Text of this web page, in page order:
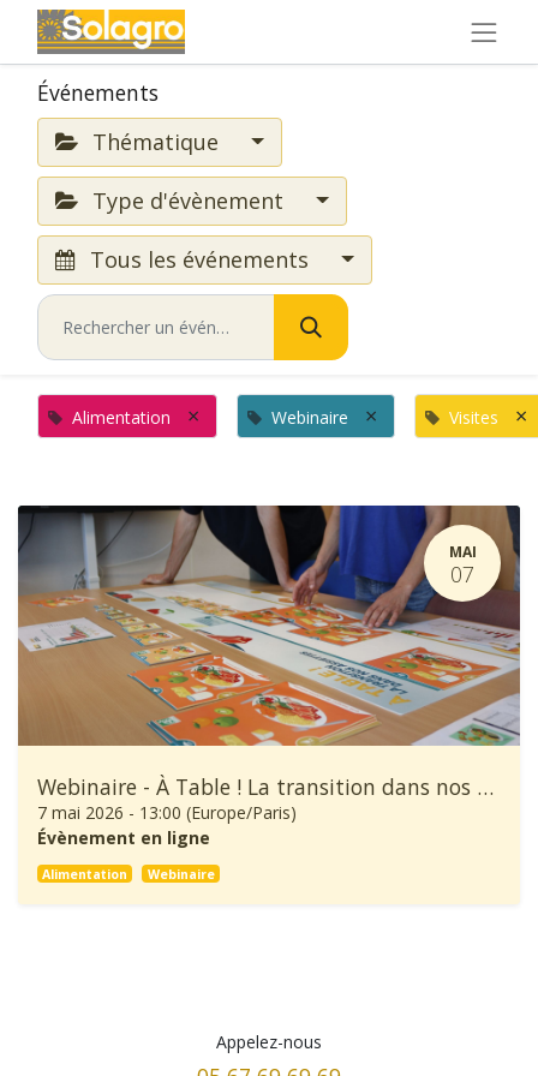
Événements
Thématique
Type d'évènement
Tous les événements
Alimentation × Webinaire × Visites ×
MAI
07
Webinaire - À Table ! La transition dans nos assiettes
7 mai 2026 - 13:00 (Europe/Paris)
Évènement en ligne
Alimentation Webinaire
Appelez-nous